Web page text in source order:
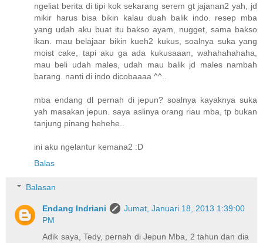
ngeliat berita di tipi kok sekarang serem gt jajanan2 yah, jd
mikir harus bisa bikin kalau duah balik indo. resep mba
yang udah aku buat itu bakso ayam, nugget, sama bakso
ikan. mau belajaar bikin kueh2 kukus, soalnya suka yang
moist cake, tapi aku ga ada kukusaaan, wahahahahaha,
mau beli udah males, udah mau balik jd males nambah
barang. nanti di indo dicobaaaa ^^..
mba endang dl pernah di jepun? soalnya kayaknya suka
yah masakan jepun. saya aslinya orang riau mba, tp bukan
tanjung pinang hehehe..
ini aku ngelantur kemana2 :D
Balas
Balasan
Endang Indriani
Jumat, Januari 18, 2013 1:39:00
PM
Adik saya, Tedy, pernah di Jepun Mba, 2 tahun dan dia